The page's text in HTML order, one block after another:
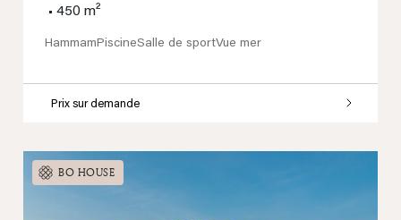
BO HOUSE
• 450 m²
Hammam PiscineSalle de sportVue mer
Prix sur demande